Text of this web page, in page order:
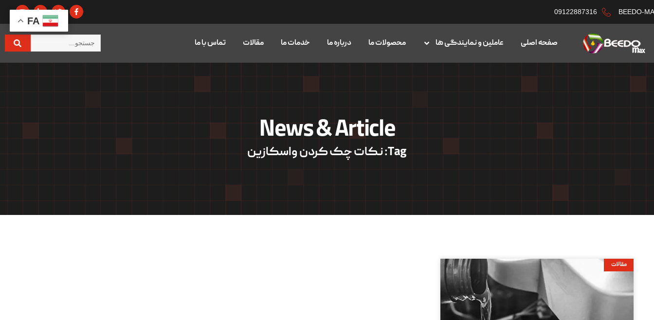
BEEDO-
09122887316
صفحه اصلی عاملین و نمایندگی ها محصولات ما درباره ما خدمات ما مقالات تماس با ما
News & Article
Tag: نکات چک کردن واسکازین
مقالات
FA